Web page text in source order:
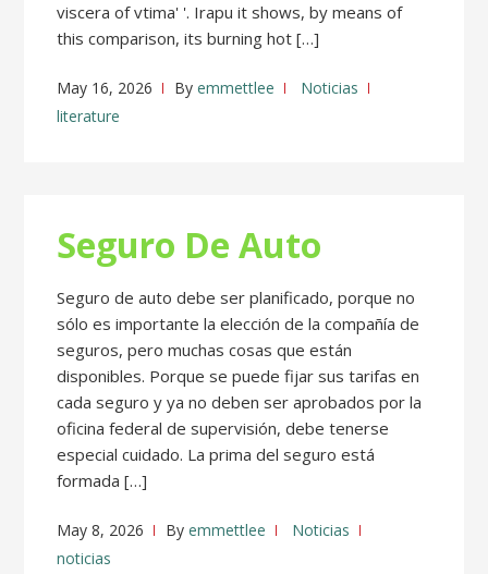
viscera of vtima' '. Irapu it shows, by means of
this comparison, its burning hot […]
May 16, 2026 Byemmettlee
Noticias
literature
Seguro De Auto
Seguro de auto debe ser planificado, porque no
sólo es importante la elección de la compañía de
seguros, pero muchas cosas que están
disponibles. Porque se puede fijar sus tarifas en
cada seguro y ya no deben ser aprobados por la
oficina federal de supervisión, debe tenerse
especial cuidado. La prima del seguro está
formada […]
May 8, 2026 Byemmettlee
Noticias
noticias